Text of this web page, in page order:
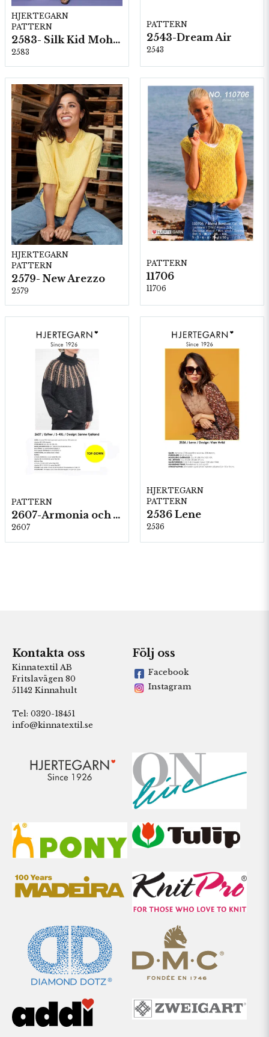
HJERTEGARN
PATTERN
2583- Silk Kid Mohair
2583
PATTERN
2543-Dream Air
2543
HJERTEGARN
PATTERN
2579- New Arezzo
2579
PATTERN
11706
11706
PATTERN
2607-Armonia och Alpaca 400
2607
HJERTEGARN
PATTERN
2536 Lene
2536
Kontakta oss
Kinnatextil AB
Fritslavägen 80
51142 Kinnahult
Tel: 0320-18451
info@kinnatextil.se
Följ oss
Facebook
Instagram